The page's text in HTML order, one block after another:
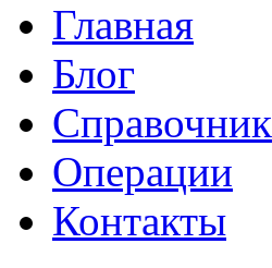
Главная
Блог
Справочник
Операции
Контакты